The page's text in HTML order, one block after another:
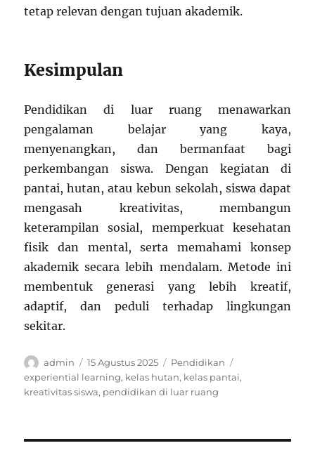
tetap relevan dengan tujuan akademik.
Kesimpulan
Pendidikan di luar ruang menawarkan
pengalaman belajar yang kaya,
menyenangkan, dan bermanfaat bagi
perkembangan siswa. Dengan kegiatan di
pantai, hutan, atau kebun sekolah, siswa dapat
mengasah kreativitas, membangun
keterampilan sosial, memperkuat kesehatan
fisik dan mental, serta memahami konsep
akademik secara lebih mendalam. Metode ini
membentuk generasi yang lebih kreatif,
adaptif, dan peduli terhadap lingkungan
sekitar.
Author
admin
Posted
on
15 Agustus 2025 Categories
Pendidikan
experiential learning, kelas hutan, kelas pantai,
kreativitas siswa, pendidikan di luar ruang